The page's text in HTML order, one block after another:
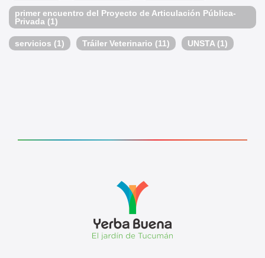
primer encuentro del Proyecto de Articulación Pública-
Privada (1)
servicios (1) Tráiler Veterinario (11) UNSTA (1)